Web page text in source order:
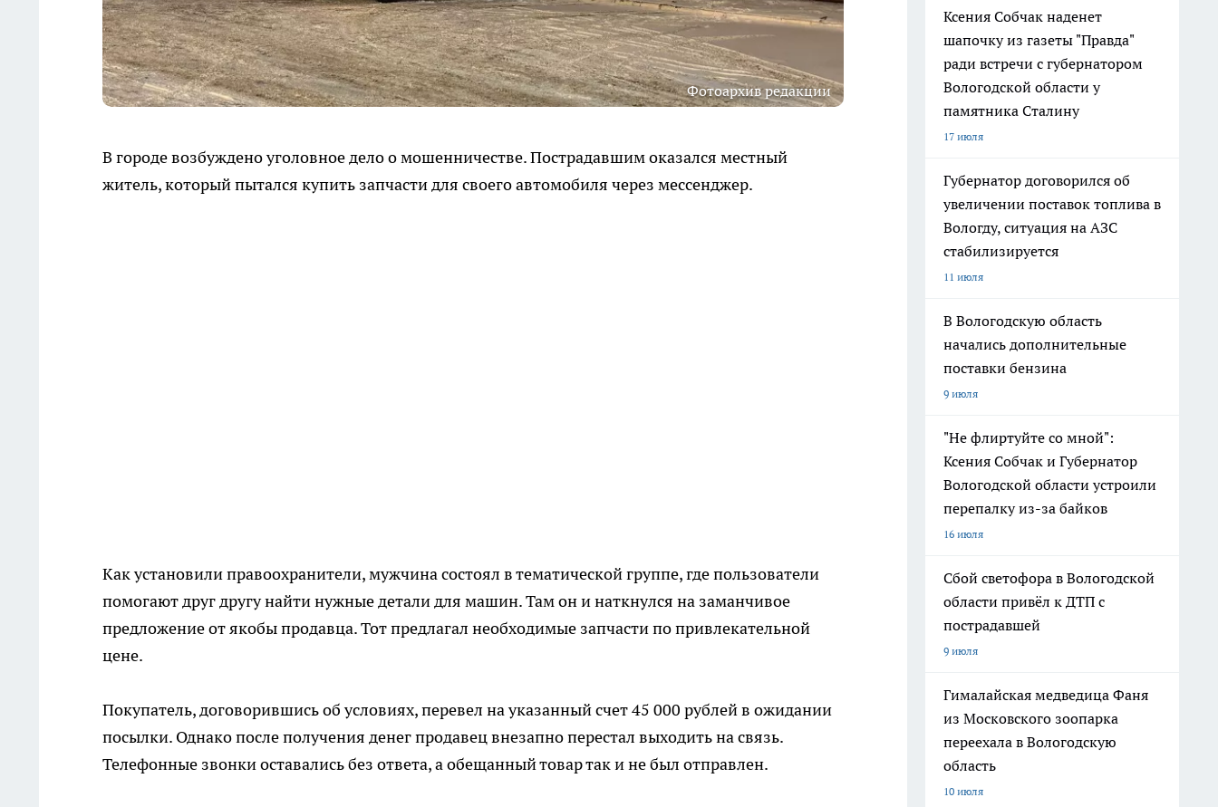
Фотоархив редакции
В городе возбуждено уголовное дело о мошенничестве. Пострадавшим оказался местный
житель, который пытался купить запчасти для своего автомобиля через мессенджер.
Как установили правоохранители, мужчина состоял в тематической группе, где пользователи
помогают друг другу найти нужные детали для машин. Там он и наткнулся на заманчивое
предложение от якобы продавца. Тот предлагал необходимые запчасти по привлекательной
цене.
Покупатель, договорившись об условиях, перевел на указанный счет 45 000 рублей в ожидании
посылки. Однако после получения денег продавец внезапно перестал выходить на связь.
Телефонные звонки оставались без ответа, а обещанный товар так и не был отправлен.
Ксения Собчак наденет
шапочку из газеты "Правда"
ради встречи с губернатором
Вологодской области у
памятника Сталину
17 июля
Губернатор договорился об
увеличении поставок топлива в
Вологду, ситуация на АЗС
стабилизируется
11 июля
В Вологодскую область
начались дополнительные
поставки бензина
9 июля
"Не флиртуйте со мной":
Ксения Собчак и Губернатор
Вологодской области устроили
перепалку из-за байков
16 июля
Сбой светофора в Вологодской
области привёл к ДТП с
пострадавшей
9 июля
Гималайская медведица Фаня
из Московского зоопарка
переехала в Вологодскую
область
10 июля